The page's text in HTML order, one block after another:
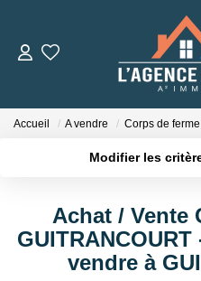
Nos
Accueil A vendre Corps de ferme
Modifier les
Sélectionnez...
Type de bien
Achat / Vente
vendre à